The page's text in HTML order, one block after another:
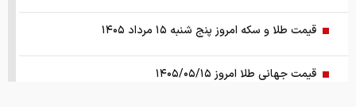
قیمت طلا و سکه امروز پنج شنبه ۱۵ مرداد ۱۴۰۵
قیمت جهانی طلا امروز ۱۴۰۵/۰۵/۱۵